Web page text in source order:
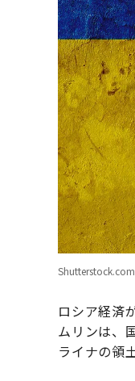
Shutterstock.com
ロシア経済
ムリンは、
ライナの領